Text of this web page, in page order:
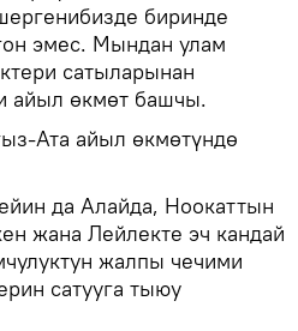
биринде
эмес. Мындан улам
сатыларынан
айыл өкмөт башчы.
Ата айыл өкмөтүндө
да Алайда, Ноокаттын
жана Лейлекте эч кандай
жалпы чечими
сатууга тыюу